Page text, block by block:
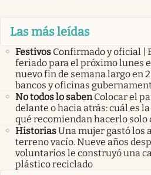
Las más leídas
Festivos Confirmado y oficial |
feriado para el próximo lunes
nuevo fin de semana largo en
bancos y oficinas
No todos lo saben Colocar el
delante o hacia atrás: cuál es
qué recomiendan hacerlo solo
HistoriasUna mujer gastó los
terreno vacío. Nueve años
voluntarios le construyó una
plástico reciclado